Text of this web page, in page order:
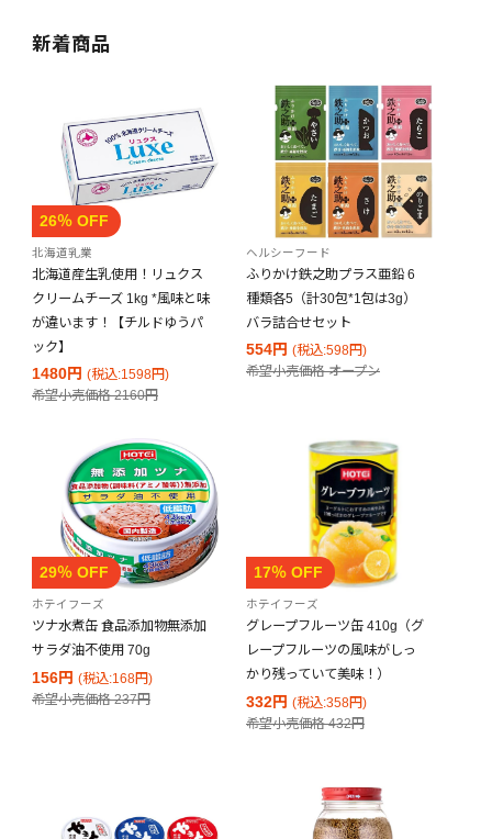
新着商品
26％ OFF
北海道乳業
北海道産生乳使用！リュクス
クリームチーズ 1kg *風味と味
が違います！【チルドゆうパ
ック】
1480円 (税込:1598円)
希望小売価格2160円
ヘルシーフード
ふりかけ鉄之助プラス亜鉛 6
種類各5（計30包*1包は3g）
バラ詰合せセット
554円 (税込:598円)
希望小売価格オープン
29％ OFF
ホテイフーズ
ツナ水煮缶 食品添加物無添加
サラダ油不使用 70g
156円 (税込:168円)
希望小売価格237円
17％ OFF
ホテイフーズ
グレープフルーツ缶 410g（グ
レープフルーツの風味がしっ
かり残っていて美味！）
332円 (税込:358円)
希望小売価格432円